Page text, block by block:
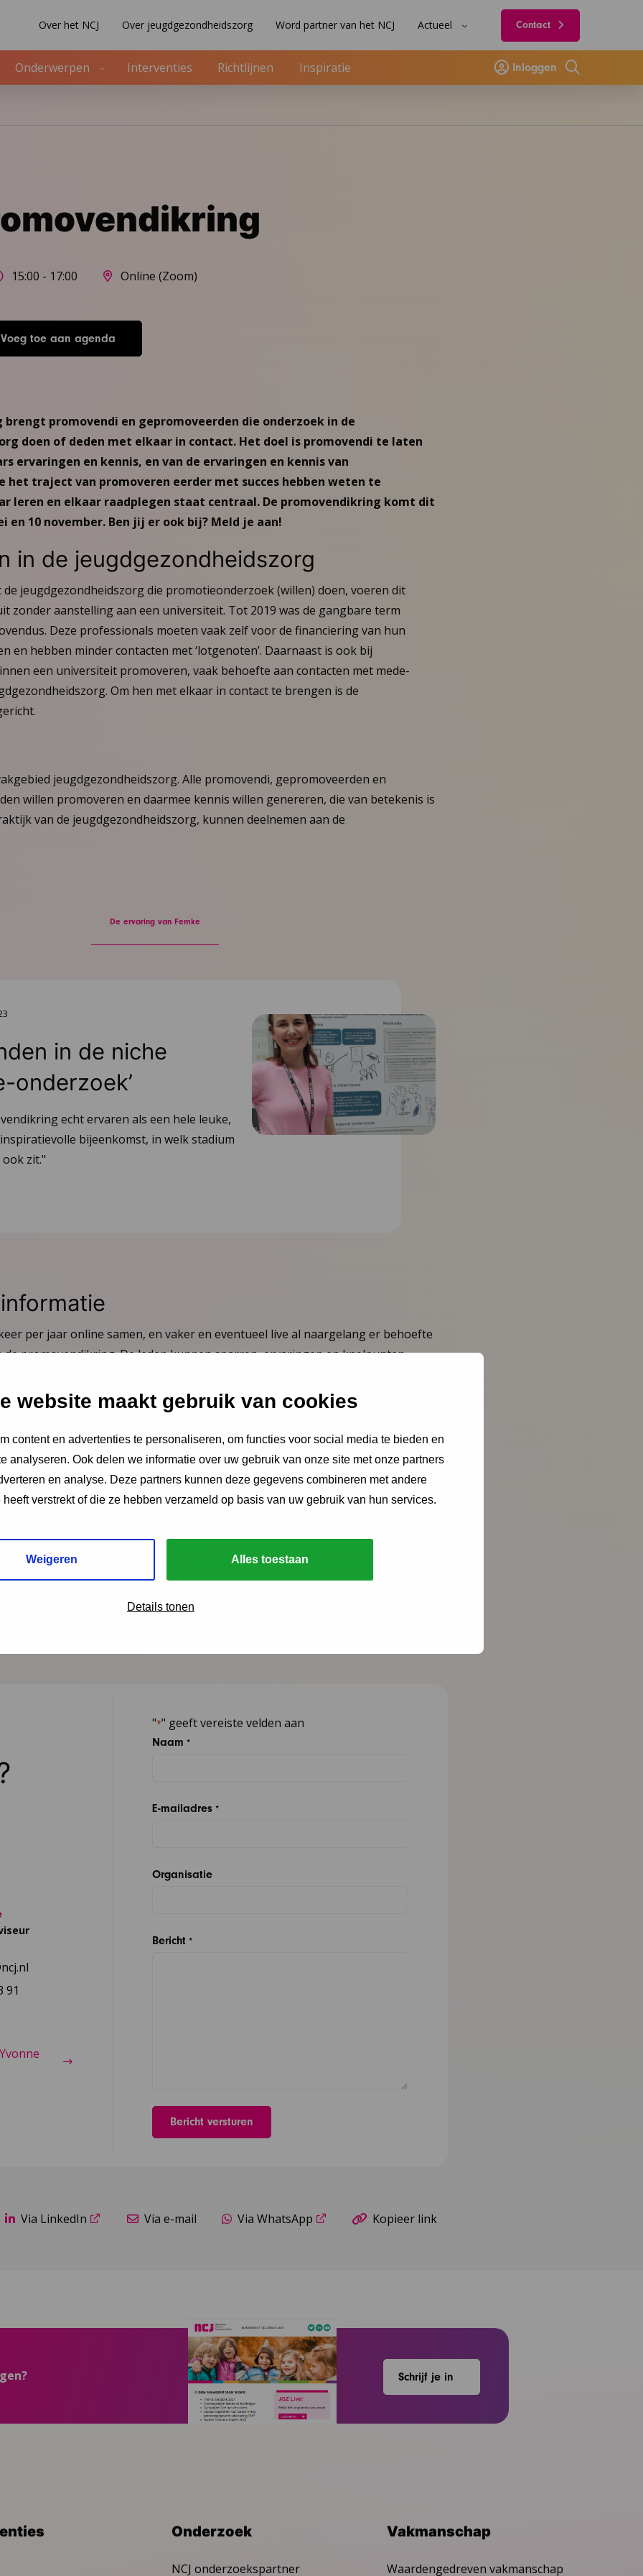
website maakt gebruik van cookies
content en advertenties te personaliseren, om functies voor social media te bieden en
analyseren. Ook delen we informatie over uw gebruik van onze site met onze partners
en analyse. Deze partners kunnen deze gegevens combineren met andere
verstrekt of die ze hebben verzameld op basis van uw gebruik van hun services.
Weigeren Alles toestaan
Details tonen
Over het NCJ Over jeugdgezondheidszorg Word partner van het NCJ Actueel Contact
Onderwerpen Interventies Richtlijnen Inspiratie Inloggen
Zoeken
15:00 - 17:00 Online (Zoom)
Voeg toe aan agenda
brengt promovendi en gepromoveerden die onderzoek in de
doen of deden met elkaar in contact. Het doel is promovendi te laten
ervaringen en kennis, en van de ervaringen en kennis van
het traject van promoveren eerder met succes hebben weten te
leren en elkaar raadplegen staat centraal. De promovendikring komt dit
en 10 november. Ben jij er ook bij? Meld je aan!
in de jeugdgezondheidszorg
jeugdgezondheidszorg die promotieonderzoek (willen) doen, voeren dit
zonder aanstelling aan een universiteit. Tot 2019 was de gangbare term
Deze professionals moeten vaak zelf voor de financiering van hun
en hebben minder contacten met ‘lotgenoten’. Daarnaast is ook bij
een universiteit promoveren, vaak behoefte aan contacten met mede-
Om hen met elkaar in contact te brengen is de
jeugdgezondheidszorg. Alle promovendi, gepromoveerden en
willen promoveren en daarmee kennis willen genereren, die van betekenis is
van de jeugdgezondheidszorg, kunnen deelnemen aan de
De ervaring van Femke
in de niche
onderzoek’
echt ervaren als een hele leuke,
bijeenkomst, in welk stadium
zit."
per jaar online samen, en vaker en eventueel live al naargelang er behoefte
de promovendikring. De leden kunnen sparren, ervaringen en knelpunten
bespreken en zaken als impact en valorisatie met elkaar bespreken. Het NCJ
hieronder aanmelden om lid te worden van de NCJ promovendikring en
kunt zijn op de bijeenkomst van 19 mei en/of 10 november, die online
Meld je je aan voor de NCJ Promovendikring dan zul je in het vervolg een
krijgen voor de bijeenkomsten. Yvonne Vanneste of Ingrid Staal zal contact
samen voor te bereiden.
91
"*" geeft vereiste velden aan
Naam *
E-mailadres *
Organisatie
Bericht *
Via LinkedIn Via e-mail Via WhatsApp Kopieer link
Schrijf je in
Onderzoek
NCJ onderzoekspartner
Vakmanschap
Waardengedreven vakmanschap